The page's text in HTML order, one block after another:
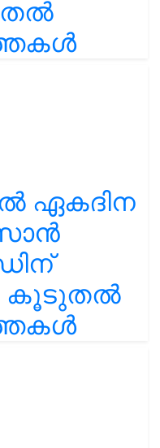
ഏകദിന
കൂടുതൽ